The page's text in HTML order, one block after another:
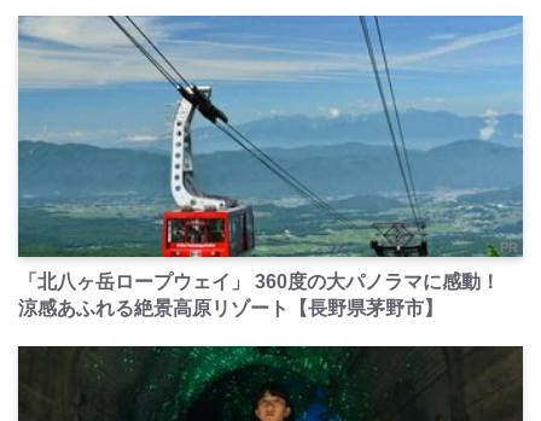
PR
「北八ヶ岳ロープウェイ」 360度の大パノラマに感動！
涼感あふれる絶景高原リゾート【長野県茅野市】